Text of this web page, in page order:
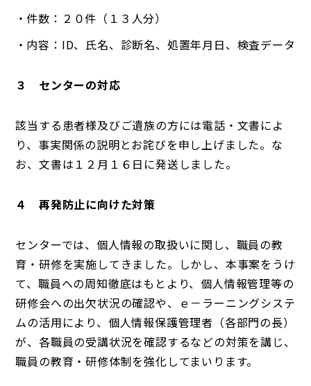
件数：２０件（１３人分）
内容：ID、氏名、診断名、処置年月日、検査データ
３ センターの対応
該当する患者様及びご遺族の方には電話・文書によ
り、事実関係の説明とお詫びを申し上げました。な
お、文書は１２月１６日に発送しました。
４ 再発防止に向けた対策
センターでは、個人情報の取扱いに関し、職員の教
育・研修を実施してきました。しかし、本事案をうけ
て、職員への周知徹底はもとより、個人情報管理等の
研修会への出欠状況の確認や、ｅ－ラーニングシステ
ムの活用により、個人情報保護管理者（各部門の長）
が、各職員の受講状況を確認するなどの対策を講じ、
職員の教育・研修体制を強化してまいります。